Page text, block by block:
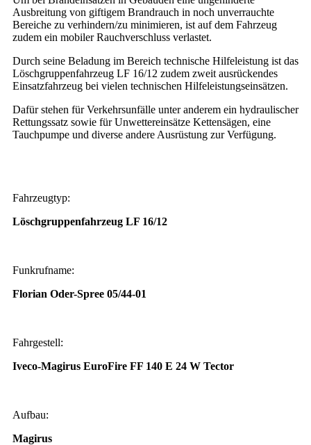
Ausbreitung von giftigem Brandrauch in noch unverrauchte
Bereiche zu verhindern/zu minimieren, ist auf dem Fahrzeug
zudem ein mobiler Rauchverschluss verlastet.
Durch seine Beladung im Bereich technische Hilfeleistung ist das
Löschgruppenfahrzeug LF 16/12 zudem zweit ausrückendes
Einsatzfahrzeug bei vielen technischen Hilfeleistungseinsätzen.
Dafür stehen für Verkehrsunfälle unter anderem ein hydraulischer
Rettungssatz sowie für Unwettereinsätze Kettensägen, eine
Tauchpumpe und diverse andere Ausrüstung zur Verfügung.
Fahrzeugtyp:
Löschgruppenfahrzeug LF 16/12
Funkrufname:
Florian Oder-Spree 05/44-01
Fahrgestell:
Iveco-Magirus EuroFire FF 140 E 24 W Tector
Aufbau:
Magirus